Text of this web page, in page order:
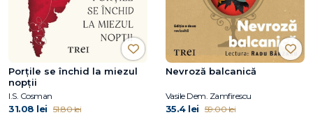
Porțile se închid la miezul
nopții
I.S. Cosman
31.08 lei 51.80 lei
Nevroză balcanică
Vasile Dem. Zamfirescu
35.4 lei 59.00 lei